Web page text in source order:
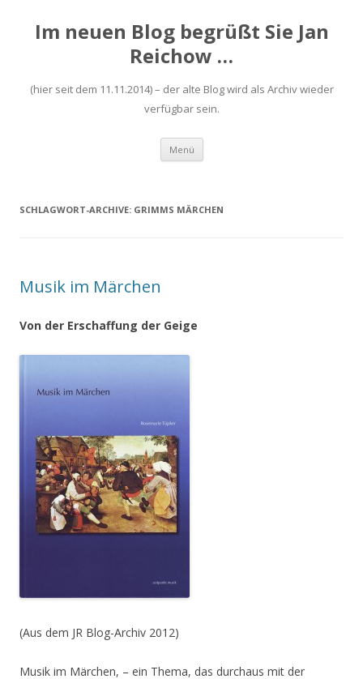
Im neuen Blog begrüßt Sie Jan
Reichow …
(hier seit dem 11.11.2014) – der alte Blog wird als Archiv wieder
verfügbar sein.
Menü Zum
springen
SCHLAGWORT-ARCHIVE: GRIMMS MÄRCHEN
Musik im Märchen
Von der Erschaffung der Geige
(Aus dem JR Blog-Archiv 2012)
Musik im Märchen, – ein Thema, das durchaus mit der